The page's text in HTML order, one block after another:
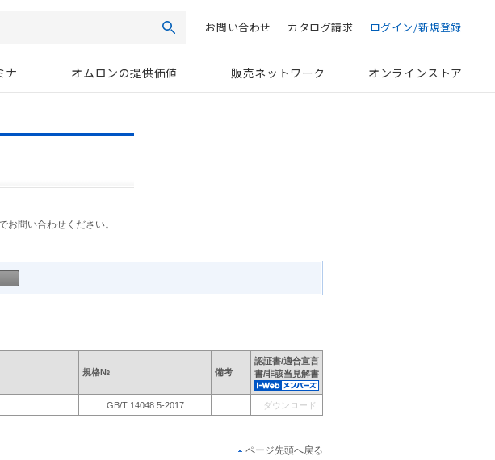
検索お問い合わせ カタログ請求 ログイン/新規登録
ナ オムロンの提供価値 販売ネットワーク オンラインストア
問い合わせください。
規格№ 備考
認証書/適合宣言
書/非該当見解書
GB/T 14048.5-2017 ダウンロード
ページ先頭へ戻る